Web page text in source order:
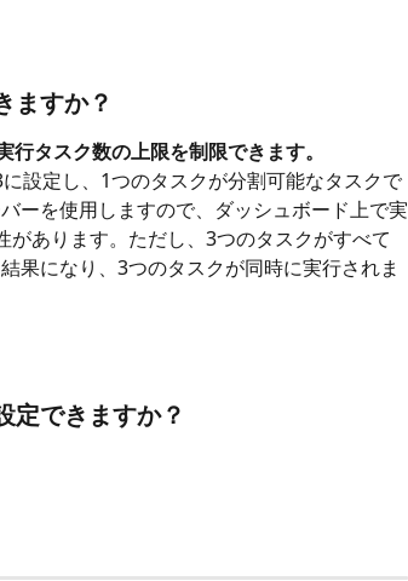
ますか？
タスク数の上限を制限できます。
設定し、1つのタスクが分割可能なタスクで
ーを使用しますので、ダッシュボード上で実
あります。ただし、3つのタスクがすべて
果になり、3つのタスクが同時に実行されま
定できますか？